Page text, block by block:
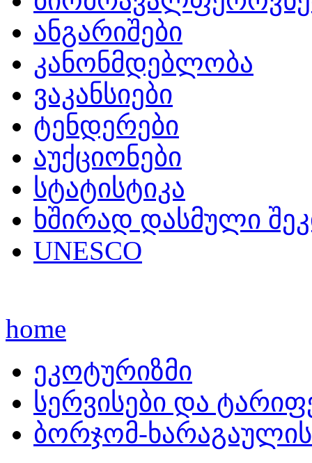
ანგარიშები
კანონმდებლობა
ვაკანსიები
ტენდერები
აუქციონები
სტატისტიკა
ხშირად დასმული
UNESCO
home
ეკოტურიზმი
სერვისები და
ბორჯომ-